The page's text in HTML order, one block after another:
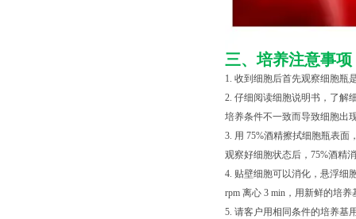
三、培养注意事项
1. 收到细胞后首先观察细胞瓶
2. 仔细阅读细胞说明书，了解
培养条件不一致而导致细胞出
3. 用 75%酒精擦拭细胞瓶表
观察好细胞状态后，75%酒精
4. 贴壁细胞可以消化，悬浮细
rpm 离心 3 min，用新鲜的培
5. 请客户用相同条件的培养基